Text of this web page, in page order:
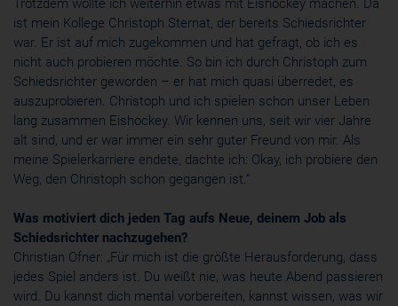
Trotzdem wollte ich weiterhin etwas mit Eishockey machen. Da
ist mein Kollege Christoph Sternat, der bereits Schiedsrichter
war. Er ist auf mich zugekommen und hat gefragt, ob ich es
nicht auch probieren möchte. So bin ich durch Christoph zum
Schiedsrichter geworden – er hat mich quasi überredet, es
auszuprobieren. Christoph und ich spielen schon unser Leben
lang zusammen Eishockey. Wir kennen uns, seit wir vier Jahre
alt sind, und er war immer ein sehr guter Freund von mir. Als
meine Spielerkarriere endete, dachte ich: Okay, ich probiere den
Weg, den Christoph schon gegangen ist.“
Was motiviert dich jeden Tag aufs Neue, deinem Job als
Schiedsrichter nachzugehen?
Christian Ofner: „Für mich ist die größte Herausforderung, dass
jedes Spiel anders ist. Du weißt nie, was heute Abend passieren
wird. Du kannst dich mental vorbereiten, kannst wissen, was wir